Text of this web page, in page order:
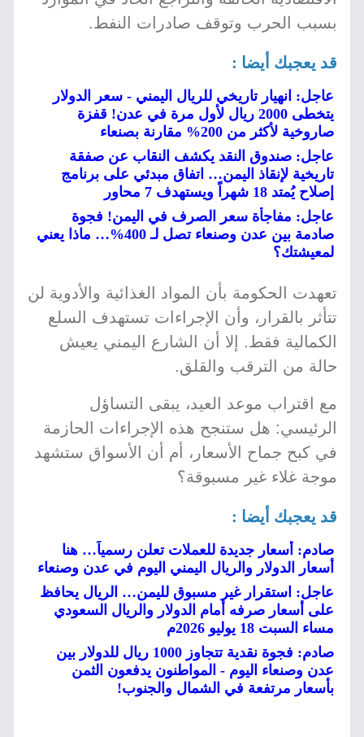
بسبب الحرب وتوقف صادرات النفط.
قد يعجبك أيضا :
عاجل: انهيار تاريخي للريال اليمني - سعر الدولار
يتخطى 2000 ريال لأول مرة في عدن! قفزة
صاروخية لأكثر من 200% مقارنة بصنعاء
عاجل: صندوق النقد يكشف النقاب عن صفقة
تاريخية لإنقاذ اليمن… اتفاق مبدئي على برنامج
إصلاح يُمتد 18 شهراً ويستهدف 7 محاور
عاجل: مفاجأة سعر الصرف في اليمن! فجوة
صادمة بين عدن وصنعاء تصل لـ 400%… ماذا يعني
لمعيشتك؟
تعهدت الحكومة بأن المواد الغذائية والأدوية لن
تتأثر بالقرار، وأن الإجراءات تستهدف السلع
الكمالية فقط. إلا أن الشارع اليمني يعيش
حالة من الترقب والقلق.
مع اقتراب موعد العيد، يبقى التساؤل
الرئيسي: هل ستنجح هذه الإجراءات الحازمة
في كبح جماح الأسعار، أم أن الأسواق ستشهد
موجة غلاء غير مسبوقة؟
قد يعجبك أيضا :
صادم: أسعار جديدة للعملات تعلن رسمياً… هنا
أسعار الدولار والريال اليمني اليوم في عدن وصنعاء
عاجل: استقرار غير مسبوق لليمن… الريال يحافظ
على أسعار صرفه أمام الدولار والريال السعودي
مساء السبت 18 يوليو 2026م
صادم: فجوة نقدية تتجاوز 1000 ريال للدولار بين
عدن وصنعاء اليوم - المواطنون يدفعون الثمن
بأسعار مرتفعة في الشمال والجنوب!